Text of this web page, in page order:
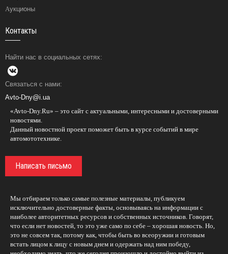
Аукционы
Контакты
Найти нас в социальных сетях:
Связаться с нами:
Avto-Dny@i.ua
«Avto-Dny.Ru» – это сайт с актуальными, интересными и достоверными
новостями.
Данный новостной проект поможет быть в курсе событий в мире
автомототехнике.
Написать письмо
Мы отбираем только самые полезные материалы, публикуем
исключительно достоверные факты, основываясь на информации с
наиболее авторитетных ресурсов и собственных источников. Говорят,
что если нет новостей, то это уже само по себе – хорошая новость. Но,
это не совсем так, потому как, чтобы быть во всеоружии и готовым
встать лицом к лицу с новым днем и одержать над ним победу,